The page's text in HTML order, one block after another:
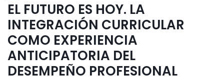
EL FUTURO ES HOY. LA
INTEGRACIÓN CURRICULAR
COMO EXPERIENCIA
ANTICIPATORIA DEL
DESEMPEÑO PROFESIONAL